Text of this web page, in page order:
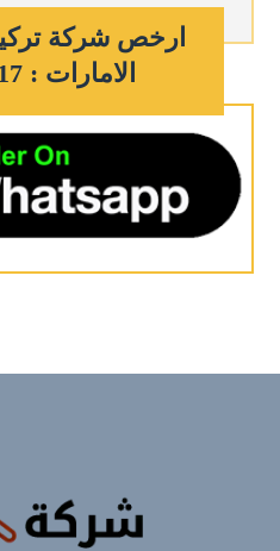
ارخص شركة
الامارات : 0502281417